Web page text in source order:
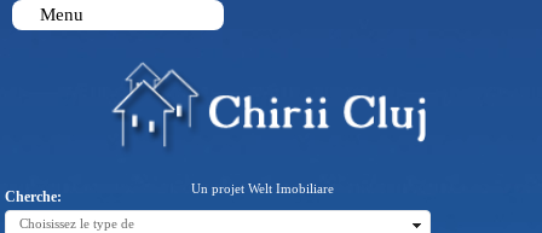
Un projet Welt Imobiliare
Cherche:
Choisissez le type de
Menu